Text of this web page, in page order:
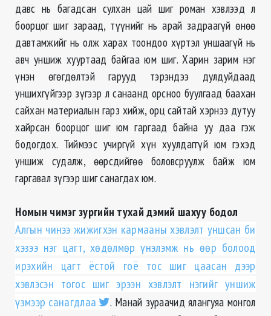
давс нь багадсан сулхан цай шиг роман хэвлээд л
боорцог шиг зараад, түүнийг нь арай задраагүй өнөө
давтамжийг нь олж харах тоондоо хүртэл уншаагүй нь
авч уншиж хууртаад байгаа юм шиг. Харин зарим нэг
үнэн өгөгдөлтэй гарууд тэрэндээ дулдуйдаад
уншихгүйгээр зүгээр л санаанд орсноо буулгаад баахан
сайхан материалын гарз хийж, орц сайтай хэрнээ дутуу
хайрсан боорцог шиг юм гаргаад байна уу даа гэж
бодогдох. Тиймээс учиргүй хүн хуулдаггүй юм гэхэд
уншиж судалж, өөрсдийгөө боловсруулж байж юм
гаргавал зүгээр шиг санагдах юм.
Номын чимэг зургийн тухай дэмий шахуу бодол
Алгын чинээ жижигхэн кармааны хэвлэлт уншсан би
хэзээ нэг цагт, хөдөлмөр үнэлэмж нь өөр болоод
ирэхийн цагт ёстой гоё тос шиг цаасан дээр
хэвлэсэн тогос шиг эрээн хэвлэлт нэгийг уншиж
үзмээр санагдлаа
. Манай зураачид ялангуяа монгол